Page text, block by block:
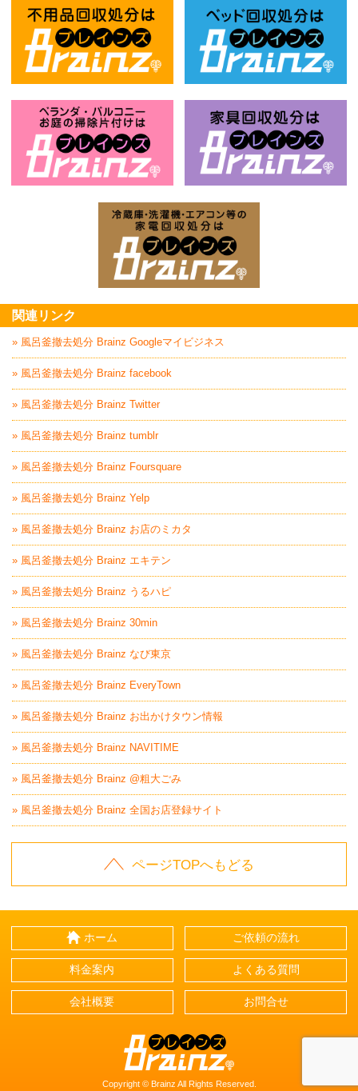
関連リンク
» 風呂釜撤去処分 Brainz Googleマイビジネス
» 風呂釜撤去処分 Brainz facebook
» 風呂釜撤去処分 Brainz Twitter
» 風呂釜撤去処分 Brainz tumblr
» 風呂釜撤去処分 Brainz Foursquare
» 風呂釜撤去処分 Brainz Yelp
» 風呂釜撤去処分 Brainz お店のミカタ
» 風呂釜撤去処分 Brainz エキテン
» 風呂釜撤去処分 Brainz うるハピ
» 風呂釜撤去処分 Brainz 30min
» 風呂釜撤去処分 Brainz なび東京
» 風呂釜撤去処分 Brainz EveryTown
» 風呂釜撤去処分 Brainz お出かけタウン情報
» 風呂釜撤去処分 Brainz NAVITIME
» 風呂釜撤去処分 Brainz @粗大ごみ
» 風呂釜撤去処分 Brainz 全国お店登録サイト
ページTOPへもどる
ホーム ご依頼の流れ
料金案内 よくある質問
会社概要 お問合せ
Copyright © Brainz All Rights Reserved.